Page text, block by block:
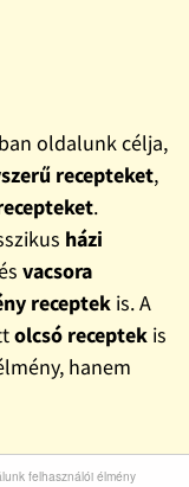
felhasználói élmény
oldalunk célja,
recepteket,
.
házi
vacsora
receptekis. A
olcsó receptekis
hanem